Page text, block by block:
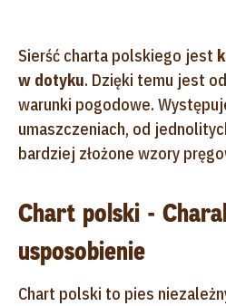
Sierść charta polskiego jest
w dotyku. Dzięki temu jest
warunki pogodowe.
umaszczeniach, od
bardziej złożone wzory
Chart polski -
usposobienie
Chart polski to pies